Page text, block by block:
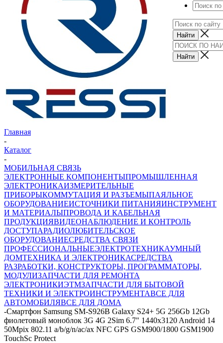
Главная
-
Каталог
-
МОБИЛЬНАЯ СВЯЗЬ
ЭЛЕКТРОННЫЕ КОМПОНЕНТЫПРОМЫШЛЕННАЯ
ЭЛЕКТРОНИКАИЗМЕРИТЕЛЬНЫЕ
ПРИБОРЫКОММУТАЦИЯ И РАЗЪЕМЫПАЯЛЬНОЕ
ОБОРУДОВАНИЕИСТОЧНИКИ ПИТАНИЯИНСТРУМЕНТ
И МАТЕРИАЛЫПРОВОДА И КАБЕЛЬНАЯ
ПРОДУКЦИЯВИДЕОНАБЛЮДЕНИЕ И КОНТРОЛЬ
ДОСТУПАРАДИОЛЮБИТЕЛЬСКОЕ
ОБОРУДОВАНИЕСРЕДСТВА СВЯЗИ
ПРОФЕССИОНАЛЬНЫЕЭЛЕКТРОТЕХНИКАУМНЫЙ
ДОМТЕХНИКА И ЭЛЕКТРОНИКАСРЕДСТВА
РАЗРАБОТКИ, КОНСТРУКТОРЫ, ПРОГРАММАТОРЫ,
МОДУЛИЗАПЧАСТИ ДЛЯ РЕМОНТА
ЭЛЕКТРОНИКИЭТМЗАПЧАСТИ ДЛЯ БЫТОВОЙ
ТЕХНИКИ И ЭЛЕКТРОИНСТРУМЕНТАВСЕ ДЛЯ
АВТОМОБИЛЯВСЕ ДЛЯ ДОМА
-Смартфон Samsung SM-S926B Galaxy S24+ 5G 256Gb 12Gb
фиолетовый моноблок 3G 4G 2Sim 6.7" 1440x3120 Android 14
50Mpix 802.11 a/b/g/n/ac/ax NFC GPS GSM900/1800 GSM1900
TouchSc Protect